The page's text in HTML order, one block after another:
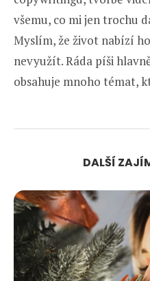
všemu, co mi jen trochu
Myslím, že život nabízí
nevyužít. Ráda píši
obsahuje mnoho témat,
DALŠÍ